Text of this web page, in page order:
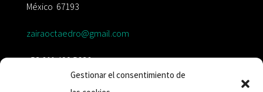
Gestionar el consentimiento de
México 67193
zairaoctaedro@gmail.com
+52 811.499.5638